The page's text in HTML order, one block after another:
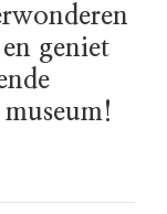
geniet